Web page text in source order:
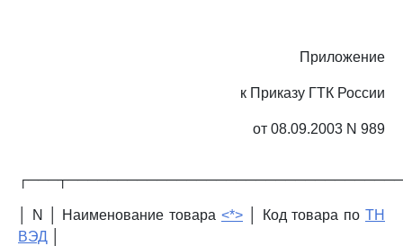
Приложение
к Приказу ГТК России
от 08.09.2003 N 989
│ N │ Наименование товара <*> │ Код товара по ТН
ВЭД